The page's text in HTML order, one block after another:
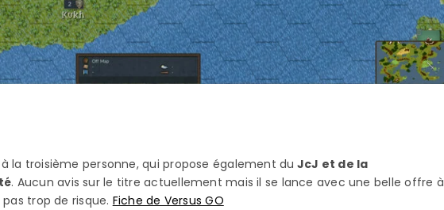
la troisième personne, qui propose également du JcJ et de la
. Aucun avis sur le titre actuellement mais il se lance avec une belle offre à
trop de risque. Fiche de Versus GO